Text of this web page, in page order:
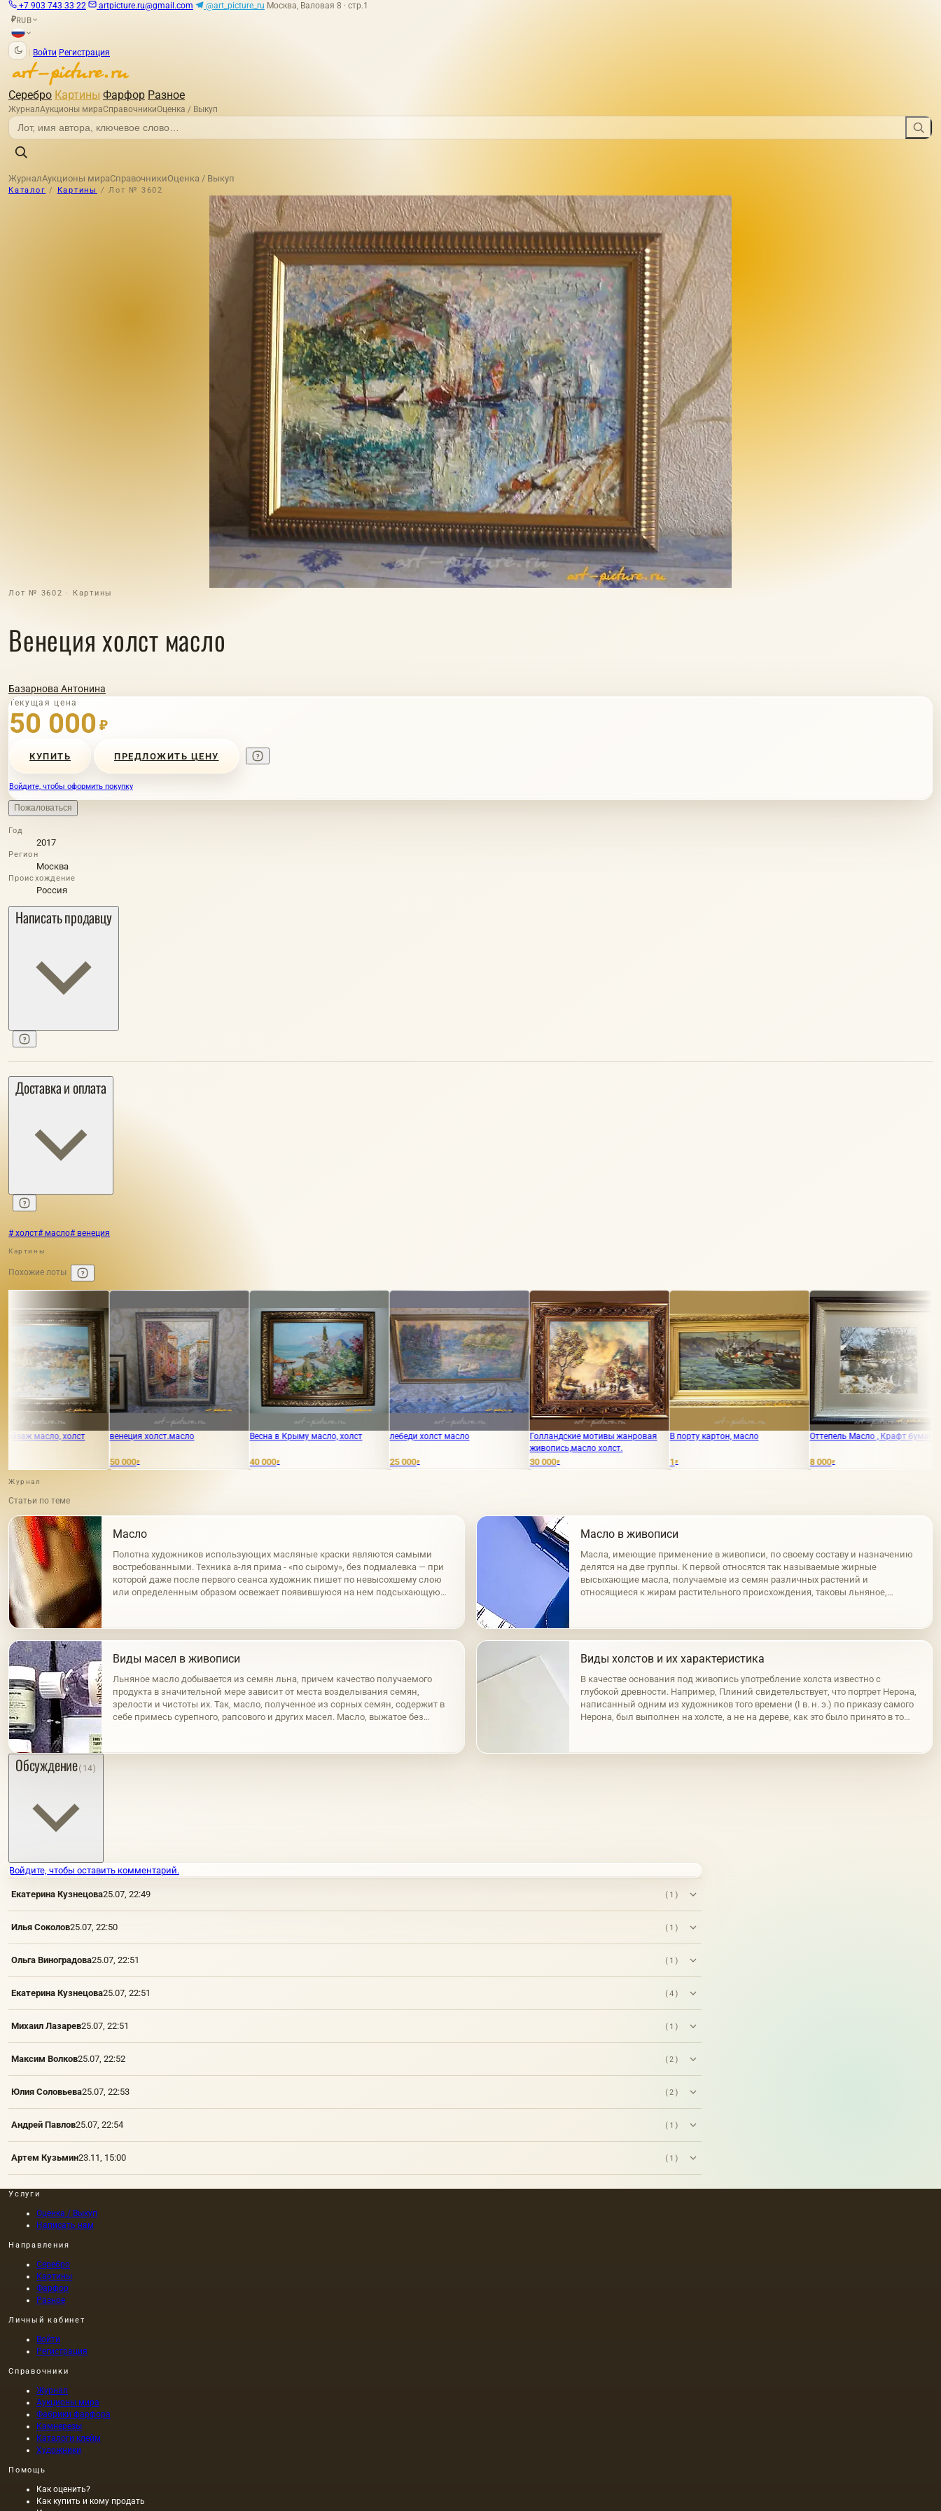
+7 903 743 33 22 artpicture.ru@gmail.com @art_picture_ru Москва, Валовая 8 · стр.1
₽RUB
Войти Регистрация
Серебро Картины Фарфор Разное
ЖурналАукционы мираСправочникиОценка / Выкуп
ЖурналАукционы мираСправочникиОценка / Выкуп
Каталог / Картины / Лот № 3602
Лот № 3602 · Картины
Венеция холст масло
Базарнова Антонина
Текущая цена
50 000 ₽
КУПИТЬ ПРЕДЛОЖИТЬ ЦЕНУ
Войдите, чтобы оформить покупку
Пожаловаться
Год
2017
Регион
Москва
Происхождение
Россия
Написать продавцу
Доставка и оплата
# холст# масло# венеция
Картины
Похожие лоты
венеция холст.масло Весна в Крыму масло, холст лебеди холст масло
Голландские мотивы жанровая
живопись,масло холст.
В порту картон, масло Оттепель Масло , Крафт бумага Лондон
Журнал
Статьи по теме
Масло
Полотна художников использующих масляные краски являются самыми
востребованными. Техника а-ля прима - «по сырому», без подмалевка — при
которой даже после первого сеанса художник пишет по невысохшему слою
или определенным образом освежает появившуюся на нем подсыхающую
Масло в живописи
Масла, имеющие применение в живописи, по своему составу и назначению
делятся на две группы. К первой относятся так называемые жирные
высыхающие масла, получаемые из семян различных растений и
относящиеся к жирам растительного происхождения, таковы льняное,
Виды масел в живописи
Льняное масло добывается из семян льна, причем качество получаемого
продукта в значительной мере зависит от места возделывания семян,
зрелости и чистоты их. Так, масло, полученное из сорных семян, содержит в
себе примесь сурепного, рапсового и других масел. Масло, выжатое без
Виды холстов и их характеристика
В качестве основания под живопись употребление холста известно с
глубокой древности. Например, Плиний свидетельствует, что портрет Нерона,
написанный одним из художников того времени (I в. н. э.) по приказу самого
Нерона, был выполнен на холсте, а не на дереве, как это было принято в то
Обсуждение(14)
Войдите, чтобы оставить комментарий.
Екатерина Кузнецова25.07, 22:49 (1)
Илья Соколов25.07, 22:50 (1)
Ольга Виноградова25.07, 22:51 (1)
Екатерина Кузнецова25.07, 22:51 (4)
Михаил Лазарев25.07, 22:51 (1)
Максим Волков25.07, 22:52 (2)
Юлия Соловьева25.07, 22:53 (2)
Андрей Павлов25.07, 22:54 (1)
Артем Кузьмин23.11, 15:00 (1)
Услуги
Оценка / Выкуп
Написать нам
Направления
Серебро
Картины
Фарфор
Разное
Личный кабинет
Войти
Регистрация
Справочники
Журнал
Аукционы мира
Фабрики фарфора
Камнерезы
Каталоги клейм
Художники
Помощь
Как оценить?
Как купить и кому продать